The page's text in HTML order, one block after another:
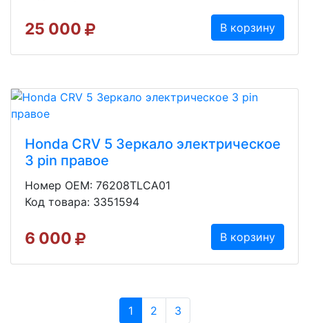
25 000 В корзину
Honda CRV 5 Зеркало электрическое
3 pin правое
Номер OEM: 76208TLCA01
Код товара: 3351594
6 000 В корзину
1 2 3